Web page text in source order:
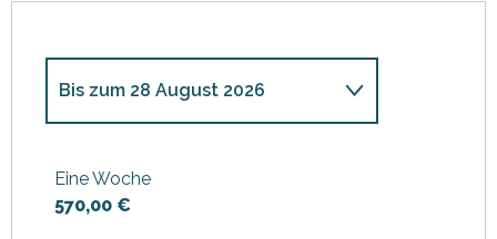
Bis zum 28 August 2026
ab29 August 2026
Eine Woche
570,00 €